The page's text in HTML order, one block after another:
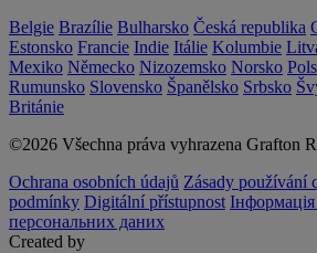
Belgie Brazílie Bulharsko Česká republika
Estonsko Francie Indie Itálie Kolumbie
Mexiko Německo Nizozemsko Norsko
Rumunsko Slovensko Španělsko Srbsko
Británie
©2026 Všechna práva vyhrazena Grafton
Ochrana osobních údajů Zásady používání
podmínky Digitální přístupnost
персональних даних
Created by